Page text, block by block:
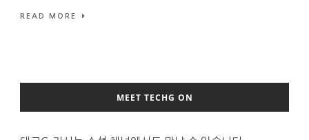
READ MORE
MEET TECHG ON